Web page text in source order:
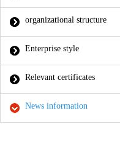
organizational structure
Enterprise style
Relevant certificates
News information